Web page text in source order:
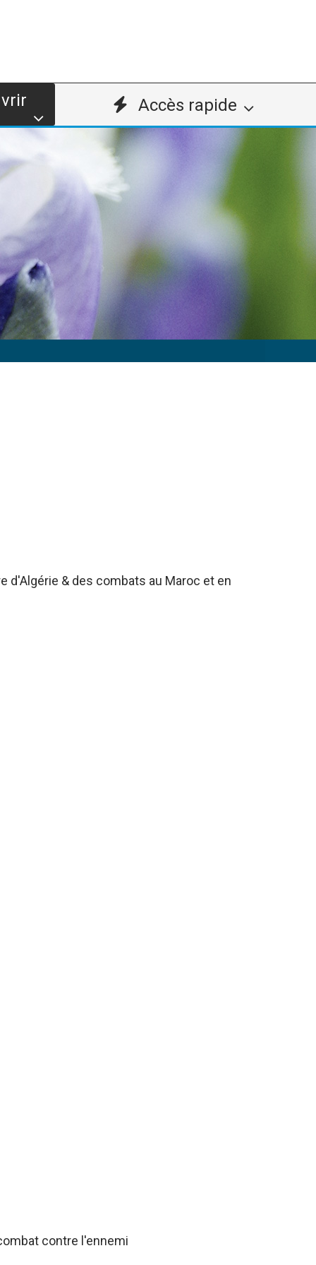
Accès rapide
d'Algérie & des combats au Maroc et en
contre l'ennemi